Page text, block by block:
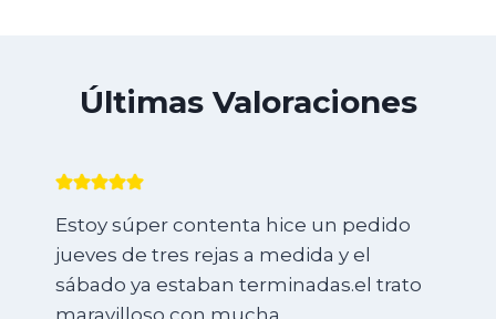
Últimas Valoraciones
Necesitaba tres armarios empotrados y
una cajonera para la tele y no conocía
ninguna carpintería en Murcia.
Llamando al azar por Internet, me